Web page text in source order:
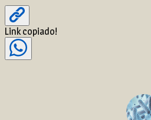
Link copiado!